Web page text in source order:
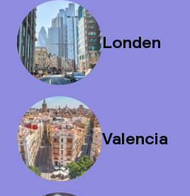
Londen
Valencia